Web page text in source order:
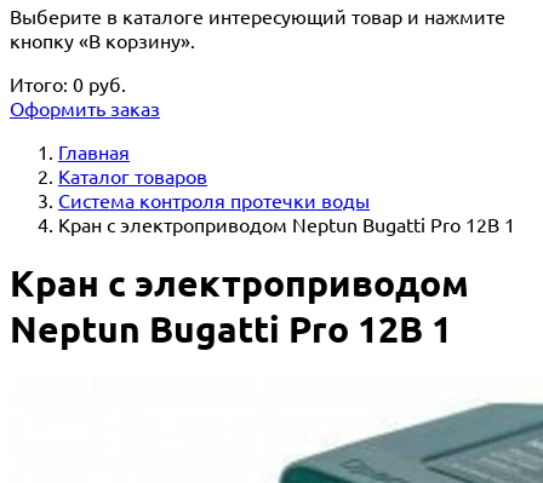
Выберите в каталоге интересующий товар и нажмите
кнопку «В корзину».
Итого: 0 руб.
Оформить заказ
Главная
Каталог товаров
Система контроля протечки воды
Кран с электроприводом Neptun Bugatti Pro 12В 1
Кран с электроприводом
Neptun Bugatti Pro 12В 1